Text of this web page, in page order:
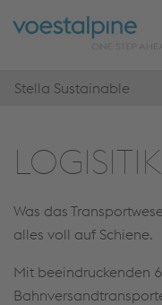
Stella Sustainable
Was das
alles voll auf Schiene.
Mit beeindruckenden